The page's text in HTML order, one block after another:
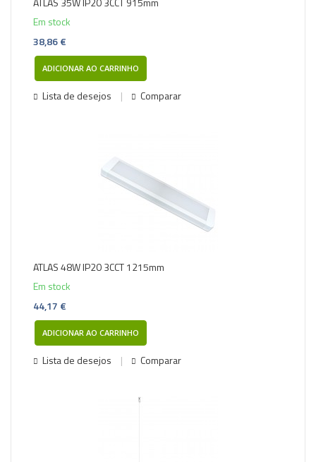
Em stock
38,86 €
ADICIONAR AO CARRINHO
Lista de desejos Comparar
ATLAS 48W IP20 3CCT 1215mm
Em stock
44,17 €
ADICIONAR AO CARRINHO
Lista de desejos Comparar